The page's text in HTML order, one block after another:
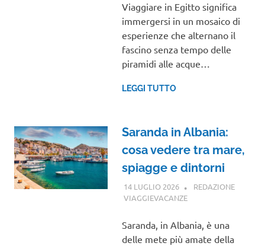
Viaggiare in Egitto significa
immergersi in un mosaico di
esperienze che alternano il
fascino senza tempo delle
piramidi alle acque…
LEGGI TUTTO
Saranda in Albania:
cosa vedere tra mare,
spiagge e dintorni
14 LUGLIO 2026
REDAZIONE
VIAGGIEVACANZEVIAGGI NEL MONDO
Saranda, in Albania, è una
delle mete più amate della